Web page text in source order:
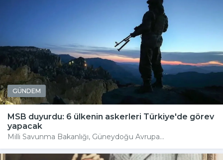
GÜNDEM
MSB duyurdu: 6 ülkenin askerleri Türkiye'de görev
yapacak
Milli Savunma Bakanlığı, Güneydoğu Avrupa...